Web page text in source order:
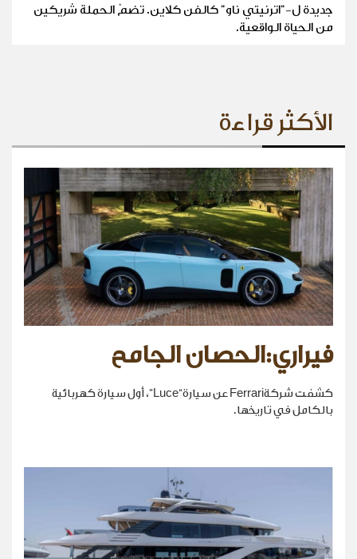
جديدة ل-"اترنيتي ناو" كالفن كلاين. تضمّ الحملة شريكين
من الحياة الواقعية.
الأكثر قراءة
فيراري:الحصان الجامح
كشفت شركةFerrari عن سيارة“Luce”، أول سيارة كهربائية
بالكامل في تاريخها.